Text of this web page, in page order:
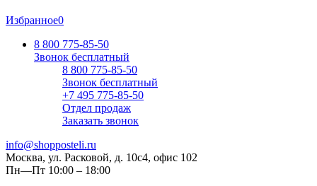
Избранное0
8 800 775-85-50
Звонок бесплатный
8 800 775-85-50
Звонок бесплатный
+7 495 775-85-50
Отдел продаж
Заказать звонок
info@shopposteli.ru
Москва, ул. Расковой, д. 10с4, офис 102
Пн—Пт 10:00 – 18:00